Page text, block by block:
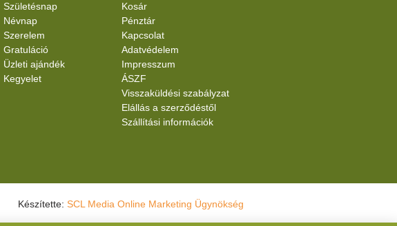
Születésnap
Névnap
Szerelem
Gratuláció
Üzleti ajándék
Kegyelet
Kosár
Pénztár
Kapcsolat
Adatvédelem
Impresszum
ÁSZF
Visszaküldési szabályzat
Elállás a szerződéstől
Szállítási információk
Készítette:SCL Media Online Marketing Ügynökség